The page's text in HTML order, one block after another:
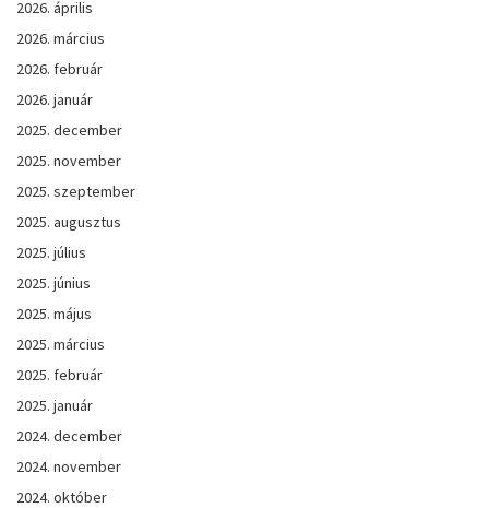
2026. április
2026. március
2026. február
2026. január
2025. december
2025. november
2025. szeptember
2025. augusztus
2025. július
2025. június
2025. május
2025. március
2025. február
2025. január
2024. december
2024. november
2024. október